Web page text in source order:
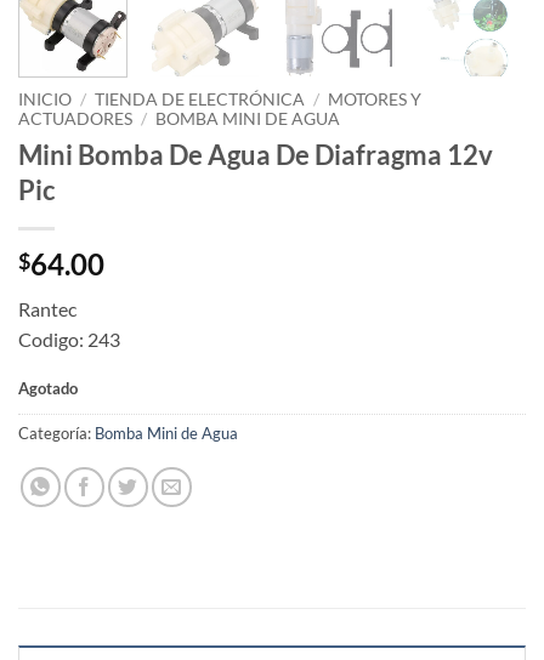
INICIO / TIENDA DE ELECTRÓNICA / MOTORES Y
ACTUADORES / BOMBA MINI DE AGUA
Mini Bomba De Agua De Diafragma 12v
Pic
$64.00
Rantec
Codigo: 243
Agotado
Categoría: Bomba Mini de Agua